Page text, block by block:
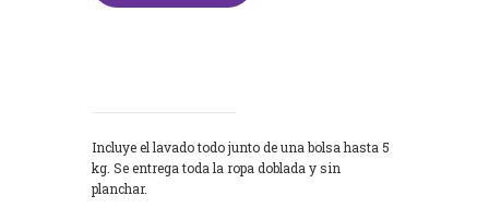
Incluye el lavado todo junto de una bolsa hasta 5
kg. Se entrega toda la ropa doblada y sin
planchar.